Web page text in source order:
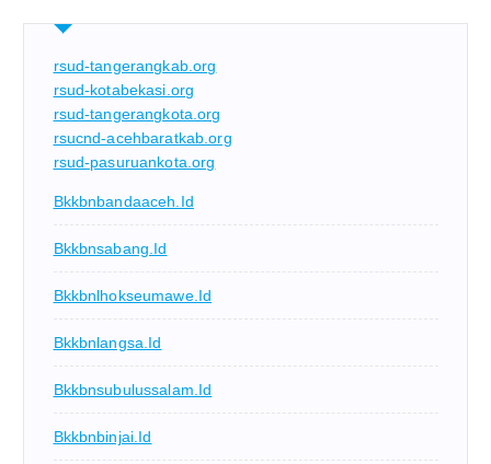
rsud-tangerangkab.org
rsud-kotabekasi.org
rsud-tangerangkota.org
rsucnd-acehbaratkab.org
rsud-pasuruankota.org
Bkkbnbandaaceh.id
Bkkbnsabang.id
Bkkbnlhokseumawe.id
Bkkbnlangsa.id
Bkkbnsubulussalam.id
Bkkbnbinjai.id